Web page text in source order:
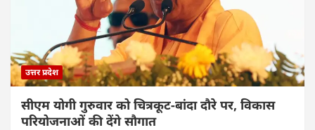
उत्तर प्रदेश
सीएम योगी गुरुवार को चित्रकूट-बांदा दौरे पर, विकास
परियोजनाओं की देंगे सौगात